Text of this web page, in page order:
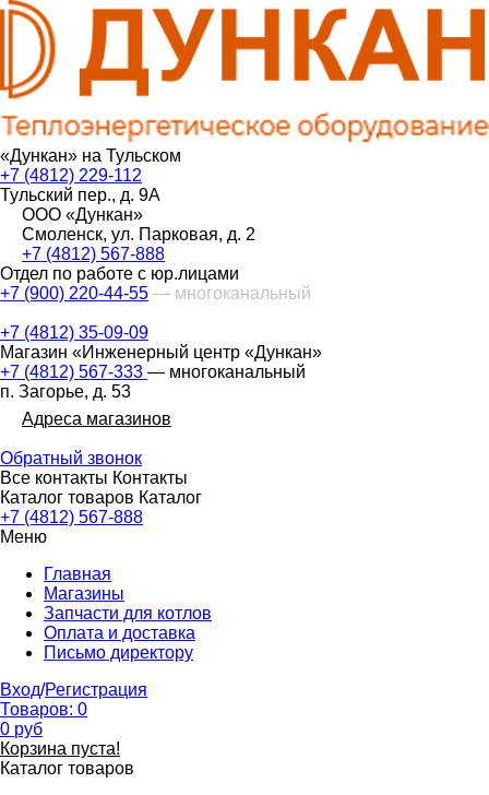
«Дункан» на Тульском
+7 (4812) 229-112
Тульский пер., д. 9А
ООО «Дункан»
Смоленск, ул. Парковая, д. 2
+7 (4812) 567-888
Отдел по работе с юр.лицами
+7 (900) 220-44-55 — многоканальный
+7 (4812) 35-09-09
Магазин «Инженерный центр «Дункан»
+7 (4812) 567-333 — многоканальный
п. Загорье, д. 53
Адреса магазинов
Обратный звонок
Все контакты Контакты
Каталог товаров Каталог
+7 (4812) 567-888
Меню
Главная
Магазины
Запчасти для котлов
Оплата и доставка
Письмо директору
Вход/Регистрация
Товаров: 0
0 руб
Корзина пуста!
Каталог товаров